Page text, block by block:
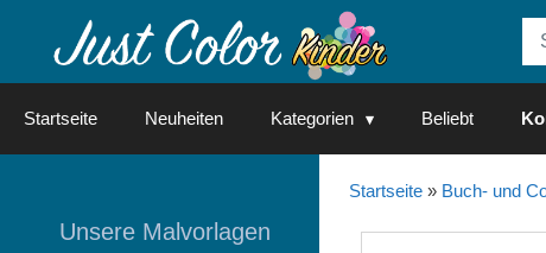
Startseite Neuheiten Kategorien Beliebt
Startseite» Buch- und
Unsere Malvorlagen